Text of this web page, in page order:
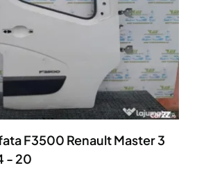
profesionale
Vehicule
F3500 Renault Master 3
- 20